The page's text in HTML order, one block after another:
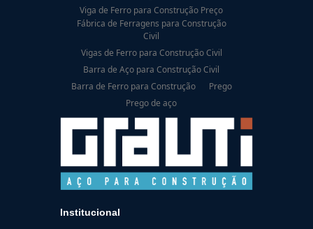
Viga de Ferro para Construção Preço
Fábrica de Ferragens para Construção
Civil
Vigas de Ferro para Construção Civil
Barra de Aço para Construção Civil
Barra de Ferro para Construção
Prego
Prego de aço
Institucional